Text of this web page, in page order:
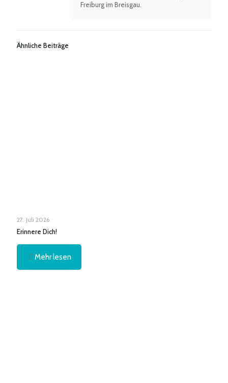
Freiburg im Breisgau.
Ähnliche Beiträge
27. Juli 2026
Erinnere Dich!
Mehr lesen